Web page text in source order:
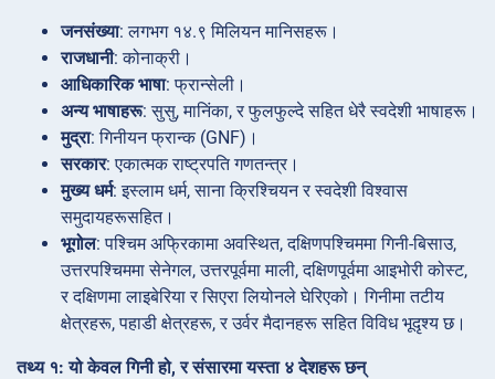
जनसंख्या: लगभग १४.९ मिलियन मानिसहरू।
राजधानी: कोनाक्री।
आधिकारिक भाषा: फ्रान्सेली।
अन्य भाषाहरू: सुसु, मानिंका, र फुलफुल्दे सहित धेरै स्वदेशी भाषाहरू।
मुद्रा: गिनीयन फ्रान्क (GNF)।
सरकार: एकात्मक राष्ट्रपति गणतन्त्र।
मुख्य धर्म: इस्लाम धर्म, साना क्रिश्चियन र स्वदेशी विश्वास
समुदायहरूसहित।
भूगोल: पश्चिम अफ्रिकामा अवस्थित, दक्षिणपश्चिममा गिनी-बिसाउ,
उत्तरपश्चिममा सेनेगल, उत्तरपूर्वमा माली, दक्षिणपूर्वमा आइभोरी कोस्ट,
र दक्षिणमा लाइबेरिया र सिएरा लियोनले घेरिएको। गिनीमा तटीय
क्षेत्रहरू, पहाडी क्षेत्रहरू, र उर्वर मैदानहरू सहित विविध भूदृश्य छ।
तथ्य १: यो केवल गिनी हो, र संसारमा यस्ता ४ देशहरू छन्